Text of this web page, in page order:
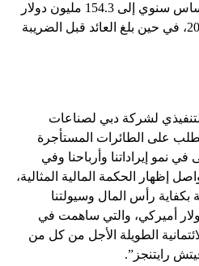
الضريبة بنسبة 22.7% على أساس سنوي إلى 154.3 مليون دولار
في النصف الأول من عام 2024، في حين بلغ العائد قبل الضريبة
لشركة دبي لصناعات
على الطائرات المستأجرة
نمو إيراداتنا وأرباحنا وفي
إظهار الحكمة المالية المثالية،
بكفاية رأس المال وسيولتنا
البالغة 4.9 مليار دولار أميركي، والتي ساهمت في
الطويلة الأجل من كل من
رايتنجز”.